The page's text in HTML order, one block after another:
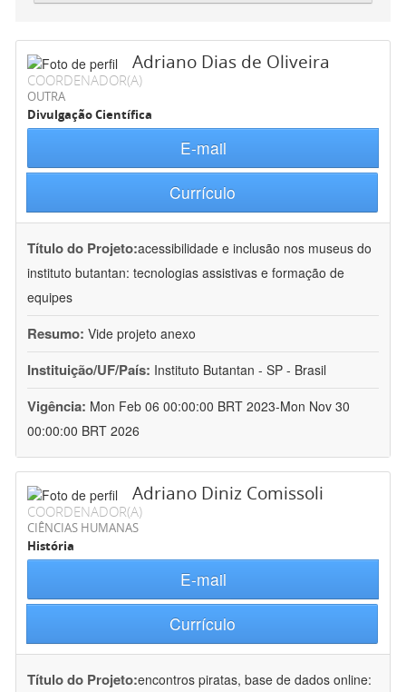
Adriano Dias de Oliveira
COORDENADOR(A)
OUTRA
Divulgação Científica
E-mail
Currículo
Título do Projeto:acessibilidade e inclusão nos museus do
instituto butantan: tecnologias assistivas e formação de
equipes
Resumo: Vide projeto anexo
Instituição/UF/País: Instituto Butantan - SP - Brasil
Vigência: Mon Feb 06 00:00:00 BRT 2023-Mon Nov 30
00:00:00 BRT 2026
Adriano Diniz Comissoli
COORDENADOR(A)
CIÊNCIAS HUMANAS
História
E-mail
Currículo
Título do Projeto:encontros piratas, base de dados online: